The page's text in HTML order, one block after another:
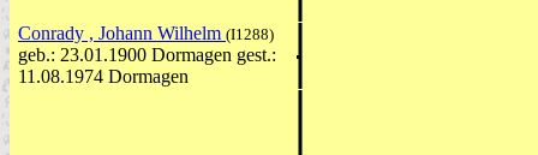
Conrady , Johann Wilhelm (I1288)
geb.: 23.01.1900 Dormagen gest.:
11.08.1974 Dormagen